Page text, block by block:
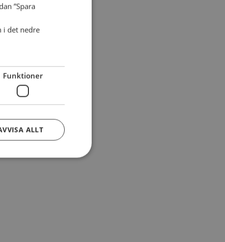
”Spara
i det nedre
Funktioner
ALLT